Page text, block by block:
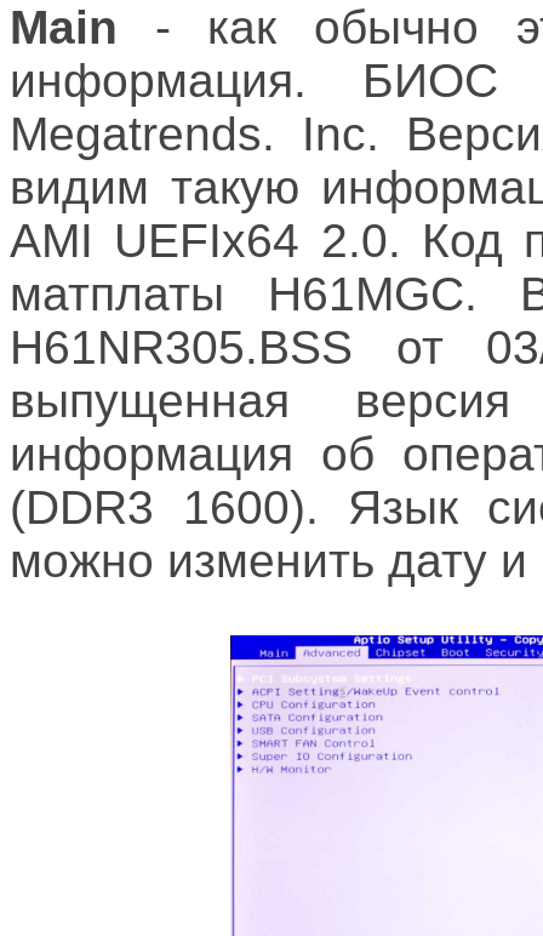
Main - как обычно
информация.
Megatrends. Inc.
видим такую
AMI UEFIх64 2.0. Код
матплаты
H61NR305.BSS от
выпущенная
информация об
(DDR3 1600). Язык
можно изменить дату